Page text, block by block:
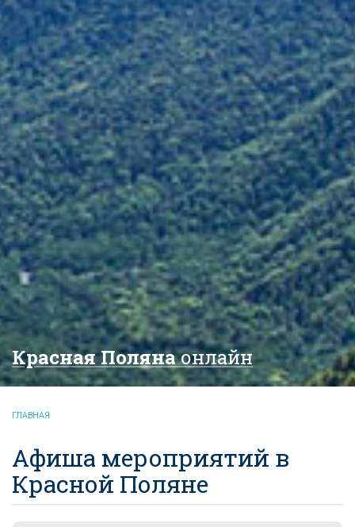
Красная Полянаонлайн
ГЛАВНАЯ
Афиша мероприятий в
Красной Поляне